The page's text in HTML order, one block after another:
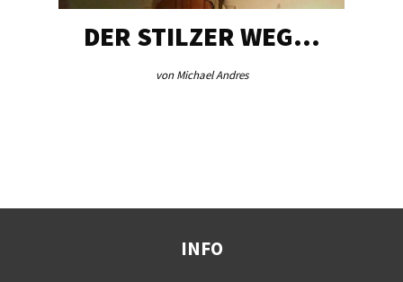
DER STILZER WEG…
von Michael Andres
INFO